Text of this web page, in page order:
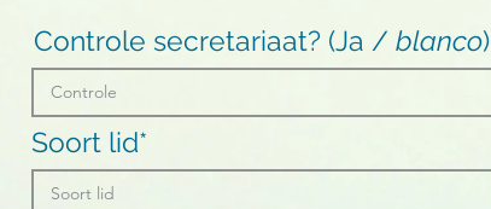
Controle secretariaat? (Ja / blanco)
Soort lid*